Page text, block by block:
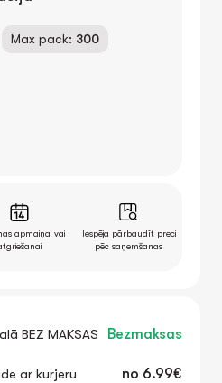
Max pack: 300
apmaiņai vai
Iespēja pārbaudīt preci
pēc saņemšanas
BEZ MAKSAS Bezmaksas
ar kurjeru no 6.99€